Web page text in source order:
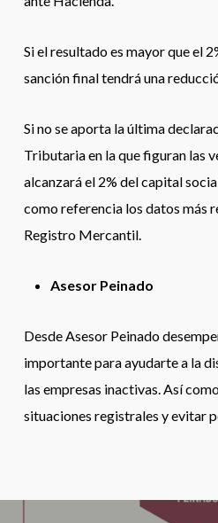
Si el resultado es mayor que el
sanción final tendrá una
Si no se aporta la última
Tributaria en la que figuran las
alcanzará el 2% del capital
como referencia los datos más
Registro Mercantil.
Asesor Peinado
Desde Asesor Peinado
importante para ayudarte a la
las empresas inactivas. Así
situaciones registrales y evitar